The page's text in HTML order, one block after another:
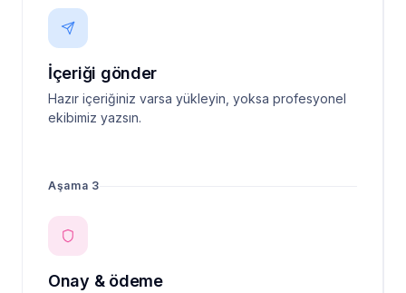
İçeriği gönder
Hazır içeriğiniz varsa yükleyin, yoksa profesyonel
ekibimiz yazsın.
Aşama 3
Onay & ödeme